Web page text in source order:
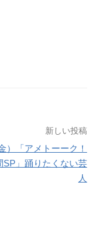
新しい投稿
）「アメトーーク！
SP」踊りたくない芸
人